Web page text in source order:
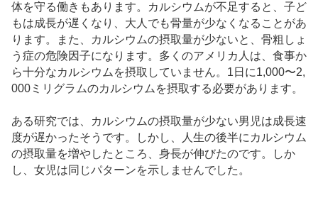
体を守る働きもあります。カルシウムが不足すると、子ど
もは成長が遅くなり、大人でも骨量が少なくなることがあ
ります。また、カルシウムの摂取量が少ないと、骨粗しょ
う症の危険因子になります。多くのアメリカ人は、食事か
ら十分なカルシウムを摂取していません。1日に1,000〜2,
000ミリグラムのカルシウムを摂取する必要があります。
ある研究では、カルシウムの摂取量が少ない男児は成長速
度が遅かったそうです。しかし、人生の後半にカルシウム
の摂取量を増やしたところ、身長が伸びたのです。しか
し、女児は同じパターンを示しませんでした。